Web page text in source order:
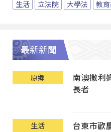
生活 立法院 大學法 教
最新新聞
原鄉
南澳撒利
長者
生活
台東市歡